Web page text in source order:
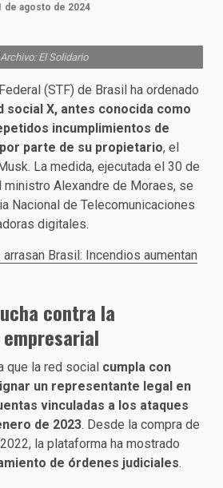
de agosto de 2024
Archivo: El Solidario
(STF) de Brasil ha ordenado
social X, antes conocida como
incumplimientos de
parte de su propietario, el
La medida, ejecutada el 30 de
Alexandre de Moraes, se
Nacional de Telecomunicaciones
digitales.
arrasan Brasil: Incendios aumentan
contra la
que la red social cumpla con
un representante legal en
vinculadas a los ataques
de 2023. Desde la compra de
la plataforma ha mostrado
de órdenes judiciales.